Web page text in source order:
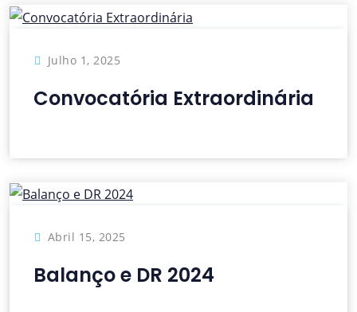
Julho 1, 2025
Convocatória Extraordinária
Abril 15, 2025
Balanço e DR 2024